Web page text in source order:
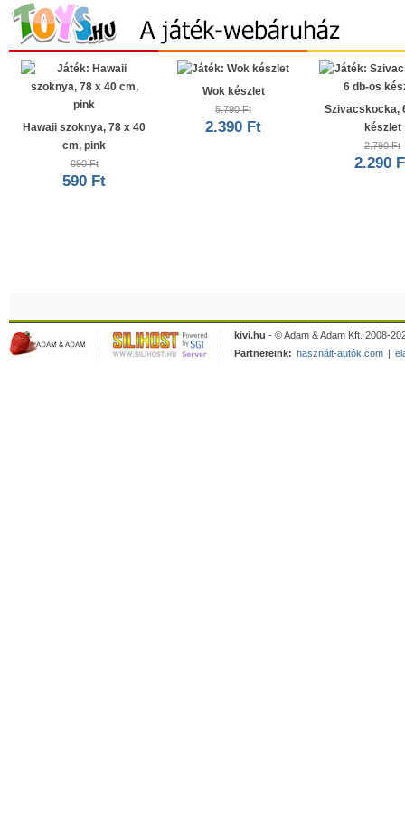
Hawaii szoknya, 78 x 40
cm, pink
890 Ft
590 Ft
Wok készlet
5.790 Ft
2.390 Ft
Szivacskocka,
készlet
2.790 Ft
2.290
kivi.hu - © Adam & Adam Kft. 2008-
Partnereink: használt-autók.com |